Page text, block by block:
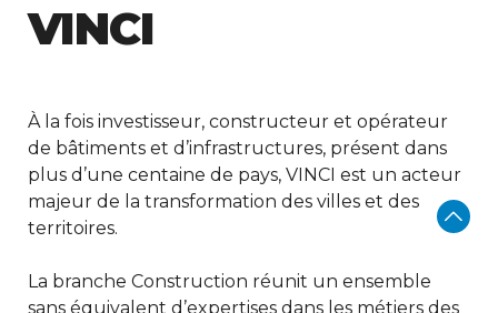
VINCI
À la fois investisseur, constructeur et opérateur
de bâtiments et d’infrastructures, présent dans
plus d’une centaine de pays, VINCI est un acteur
majeur de la transformation des villes et des
territoires.
La branche Construction réunit un ensemble
sans équivalent d’expertises dans les métiers des